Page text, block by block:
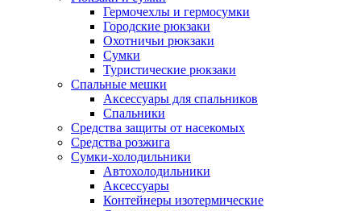
Гермочехлы и гермосумки
Городские рюкзаки
Охотничьи рюкзаки
Сумки
Туристические рюкзаки
Спальные мешки
Аксессуары для спальников
Спальники
Средства защиты от насекомых
Средства розжига
Сумки-холодильники
Автохолодильники
Аксессуары
Контейнеры изотермические